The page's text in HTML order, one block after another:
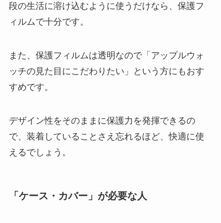
段の生活に溶け込むように使うだけなら、保護フ
ィルムで十分です。
また、保護フィルムは透明なので「アップルウォ
ッチの見た目にこだわりたい」という方にもおす
すめです。
デザイン性をそのままに保護力を発揮できるの
で、装着していることさえ忘れるほど、快適に使
えるでしょう。
「ケース・カバー」が必要な人